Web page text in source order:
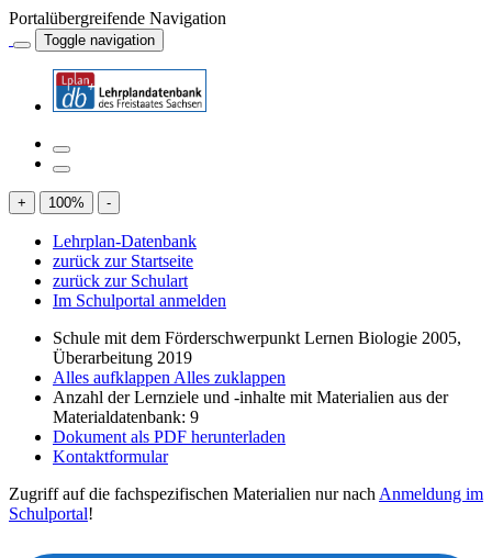
Portalübergreifende Navigation
Toggle navigation
+ 100% -
Lehrplan-Datenbank
zurück zur Startseite
zurück zur Schulart
Im Schulportal anmelden
Schule mit dem Förderschwerpunkt Lernen Biologie 2005,
Überarbeitung 2019
Alles aufklappen Alles zuklappen
Anzahl der Lernziele und -inhalte mit Materialien aus der
Materialdatenbank: 9
Dokument als PDF herunterladen
Kontaktformular
Zugriff auf die fachspezifischen Materialien nur nach Anmeldung im
Schulportal!